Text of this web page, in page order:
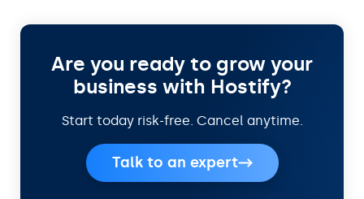
Are you ready to grow your
business with Hostify?
Start today risk-free. Cancel anytime.
Talk to an expert